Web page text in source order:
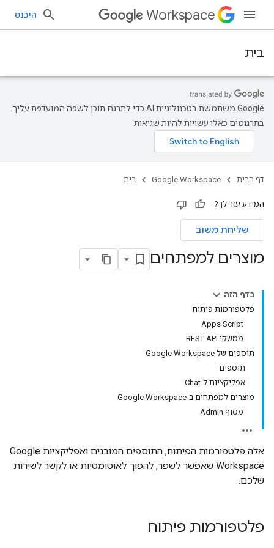
Workspace היכנס
בית
‫Google משתמשת בטכנולוגיית AI כדי לתרגם תוכן לשפה המועדפת עליך.
בתרגומים כאלו עשויות להיות שגיאות.
דף הבית Google Workspace בית
המידע עזר לך?
שליחת משוב
מוצרים למפתחים
בדף הזה
פלטפורמות פיתוח
‫ ממשקי REST API
תוספים של Google Workspace
תוספים
אפליקציות ל-Chat
מוצרים למפתחים ב-Google Workspace
מסוף Admin
אלה פלטפורמות הפיתוח, התוספים המובנים ואפליקציות Google
Workspace שאפשר לשפר, להפוך לאוטומטיות או לקשר לשירות
שלכם.
פלטפורמות פיתוח